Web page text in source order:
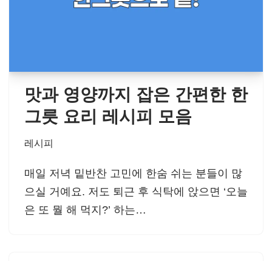
맛과 영양까지 잡은 간편한 한
그릇 요리 레시피 모음
레시피
매일 저녁 밑반찬 고민에 한숨 쉬는 분들이 많
으실 거예요. 저도 퇴근 후 식탁에 앉으면 ‘오늘
은 또 뭘 해 먹지?’ 하는…